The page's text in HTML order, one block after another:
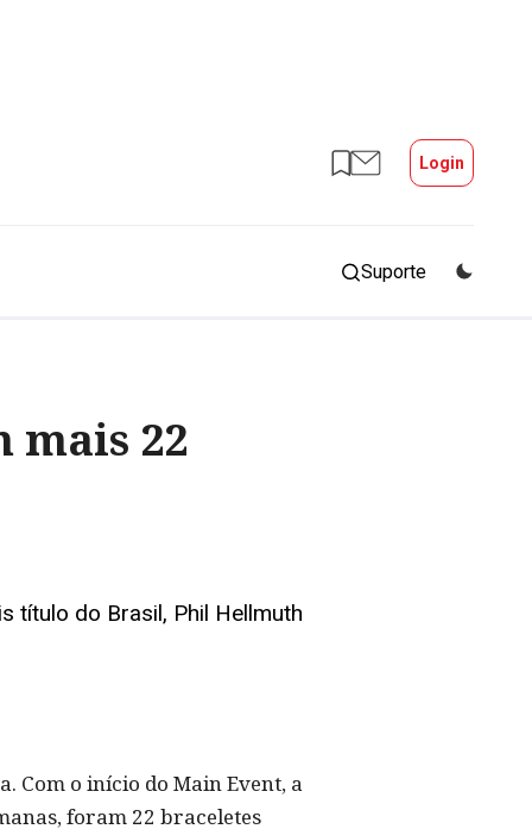
Login
Suporte
mais 22
título do Brasil, Phil Hellmuth
Com o início do Main Event, a
foram 22 braceletes